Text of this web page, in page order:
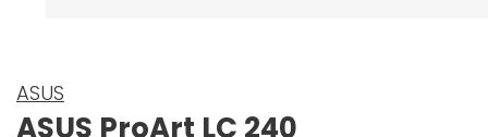
ASUS
ASUS ProArt LC 240